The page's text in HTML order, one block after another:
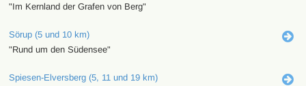
"Im Kernland der Grafen von Berg"
Sörup (5 und 10 km)
"Rund um den Südensee"
Spiesen-Elversberg (5, 11 und 19 km)